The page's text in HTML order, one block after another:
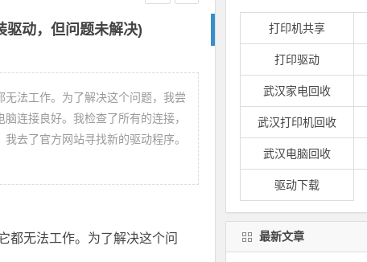
驱动，但问题未解决)
法工作。为了解决这个问题，我尝
连接良好。我检查了所有的连接，
去了官方网站寻找新的驱动程序。
都无法工作。为了解决这个问
打印机共享
打印驱动
武汉家电回收
武汉打印机回收
武汉电脑回收
驱动下载
最新文章